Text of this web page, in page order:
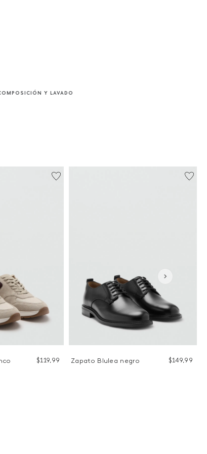
Y LAVADO
$119,99 Zapato Blulea negro $149,99